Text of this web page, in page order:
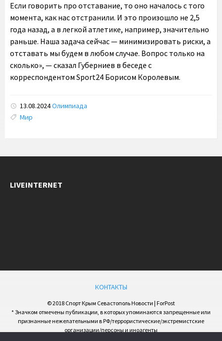
Если говорить про отставание, то оно началось с того
момента, как нас отстранили. И это произошло не 2,5
года назад, а в легкой атлетике, например, значительно
раньше. Наша задача сейчас — минимизировать риски, а
отставать мы будем в любом случае. Вопрос только на
сколько», — сказал Губерниев в беседе с
корреспондентом Sport24 Борисом Королевым.
13.08.2024Олимпиада
Tags:
Мир
LIVEINTERNET
КОНТАКТЫ
© 2018 Спорт Крым Севастополь Новости | ForPost
* Значком отмечены публикации, в которых упоминаются запрещенные или
признанные нежелательными в РФ/террористические/экстремистские
организации/персоны и иноагенты